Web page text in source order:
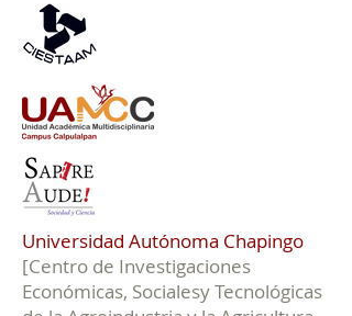
Universidad Autónoma Chapingo
[Centro de Investigaciones
Económicas, Socialesy Tecnológicas